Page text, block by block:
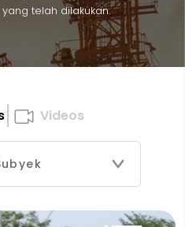
telah dilakukan.
| Videos